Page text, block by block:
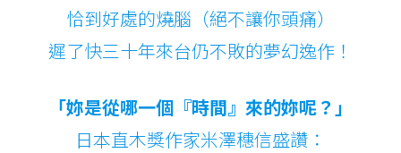
恰到好處的燒腦（絕不讓你頭痛）
遲了快三十年來台仍不敗的夢幻逸作！
「妳是從哪一個『時間』來的妳呢？」
日本直木獎作家米澤穗信盛讚：